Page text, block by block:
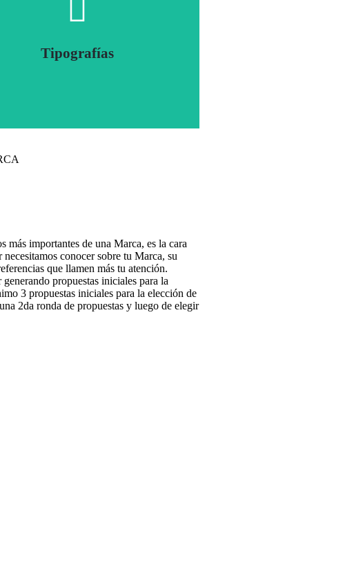
Tipografías
más importantes de una Marca, es la cara
conocer sobre tu Marca, su
que llamen más tu atención.
propuestas iniciales para la
3 propuestas iniciales para la elección de
2da ronda de propuestas y luego de elegir